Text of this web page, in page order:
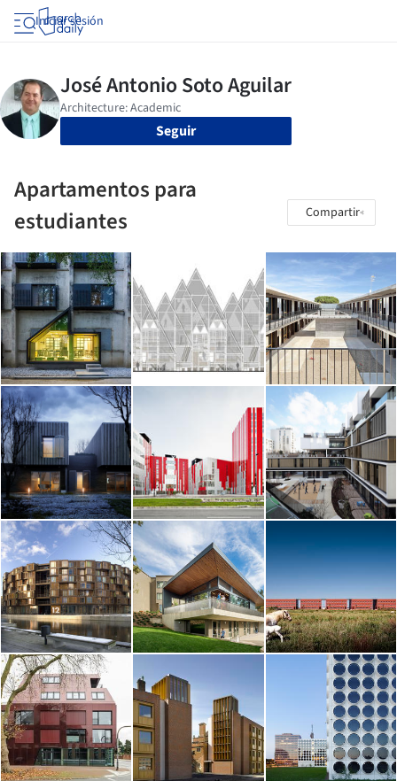
Iniciar sesión
Seguir
Apartamentos para
estudiantes
Compartir